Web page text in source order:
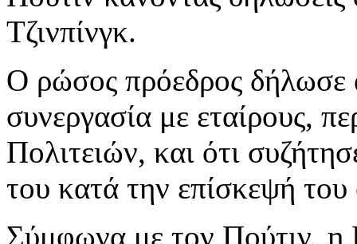
Τζινπίνγκ.
Ο ρώσος πρόεδρος δήλωσε
συνεργασία με εταίρους,
Πολιτειών, και ότι
του κατά την επίσκεψή
Σύμφωνα με τον Πούτιν, η